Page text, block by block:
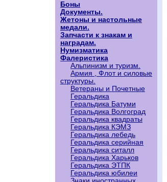
Боны
Документы.
Жетоны и настольные
медали.
Запчасти к знакам и
наградам.
Нумизматика
Фалеристика
Альпинизм и туризм.
Армия , Флот и силовые
структуры.
Ветераны и Почетные
Геральдика
Геральдика Батуми
Геральдика Волгоград
Геральдика квадраты
Геральдика КЭМЗ
Геральдика лебедь
Геральдика серийная
Геральдика ситалл
Геральдика Харьков
Геральдика ЭТПК
Геральдика юбилеи